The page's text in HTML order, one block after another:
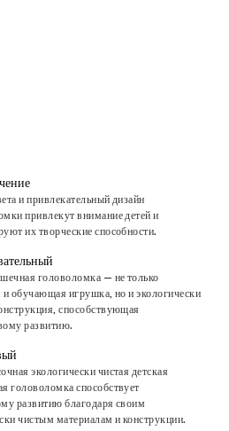
и привлекательный дизайн
привлекут внимание детей и
их творческие способности.
головоломка — не только
и обучающая игрушка, но и экологически
способствующая
развитию.
экологически чистая детская
головоломка способствует
развитию благодаря своим
чистым материалам и конструкции.